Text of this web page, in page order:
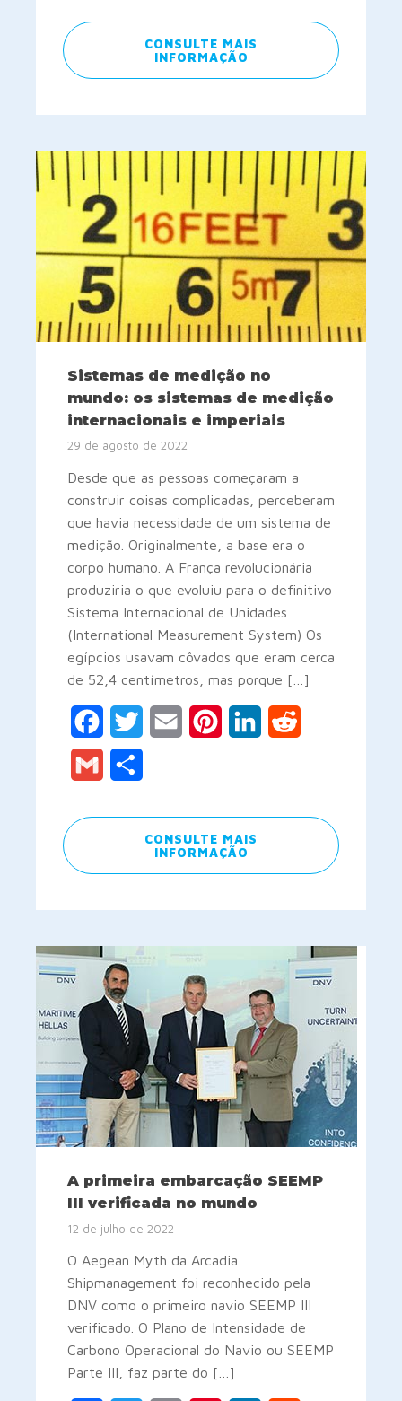
CONSULTE MAIS
INFORMAÇÃO
Sistemas de medição no
mundo: os sistemas de medição
internacionais e imperiais
29 de agosto de 2022
Desde que as pessoas começaram a
construir coisas complicadas, perceberam
que havia necessidade de um sistema de
medição. Originalmente, a base era o
corpo humano. A França revolucionária
produziria o que evoluiu para o definitivo
Sistema Internacional de Unidades
(International Measurement System) Os
egípcios usavam côvados que eram cerca
de 52,4 centímetros, mas porque […]
FacebookTwitter Email PinterestLinkedIn
Gmail
CONSULTE MAIS
INFORMAÇÃO
A primeira embarcação SEEMP
III verificada no mundo
12 de julho de 2022
O Aegean Myth da Arcadia
Shipmanagement foi reconhecido pela
DNV como o primeiro navio SEEMP III
verificado. O Plano de Intensidade de
Carbono Operacional do Navio ou SEEMP
Parte III, faz parte do […]